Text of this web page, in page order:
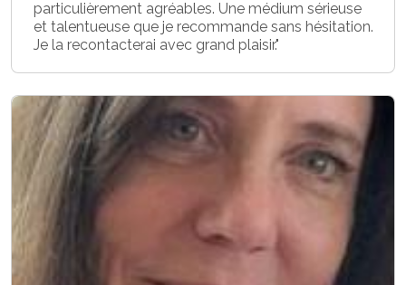
particulièrement agréables. Une médium sérieuse
et talentueuse que je recommande sans hésitation.
Je la recontacterai avec grand plaisir."